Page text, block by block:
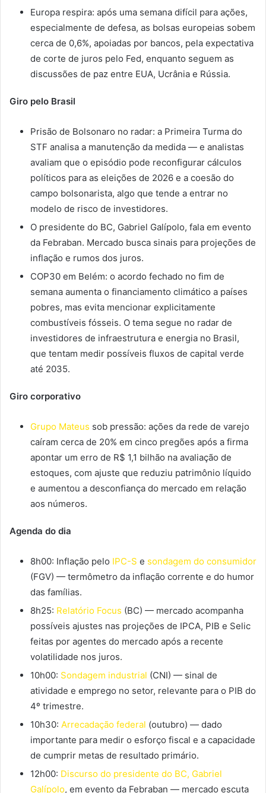
Europa respira: após uma semana difícil para ações,
especialmente de defesa, as bolsas europeias sobem
cerca de 0,6%, apoiadas por bancos, pela expectativa
de corte de juros pelo Fed, enquanto seguem as
discussões de paz entre EUA, Ucrânia e Rússia.
Giro pelo Brasil
Prisão de Bolsonaro no radar: a Primeira Turma do
STF analisa a manutenção da medida — e analistas
avaliam que o episódio pode reconfigurar cálculos
políticos para as eleições de 2026 e a coesão do
campo bolsonarista, algo que tende a entrar no
modelo de risco de investidores.
O presidente do BC, Gabriel Galípolo, fala em evento
da Febraban. Mercado busca sinais para projeções de
inflação e rumos dos juros.
COP30 em Belém: o acordo fechado no fim de
semana aumenta o financiamento climático a países
pobres, mas evita mencionar explicitamente
combustíveis fósseis. O tema segue no radar de
investidores de infraestrutura e energia no Brasil,
que tentam medir possíveis fluxos de capital verde
até 2035.
Giro corporativo
Grupo Mateus sob pressão: ações da rede de varejo
caíram cerca de 20% em cinco pregões após a firma
apontar um erro de R$ 1,1 bilhão na avaliação de
estoques, com ajuste que reduziu patrimônio líquido
e aumentou a desconfiança do mercado em relação
aos números.
Agenda do dia
8h00: Inflação pelo IPC-S e sondagem do consumidor
(FGV) — termômetro da inflação corrente e do humor
das famílias.
8h25: Relatório Focus (BC) — mercado acompanha
possíveis ajustes nas projeções de IPCA, PIB e Selic
feitas por agentes do mercado após a recente
volatilidade nos juros.
10h00: Sondagem industrial (CNI) — sinal de
atividade e emprego no setor, relevante para o PIB do
4º trimestre.
10h30: Arrecadação federal (outubro) — dado
importante para medir o esforço fiscal e a capacidade
de cumprir metas de resultado primário.
12h00: Discurso do presidente do BC, Gabriel
Galípolo, em evento da Febraban — mercado escuta